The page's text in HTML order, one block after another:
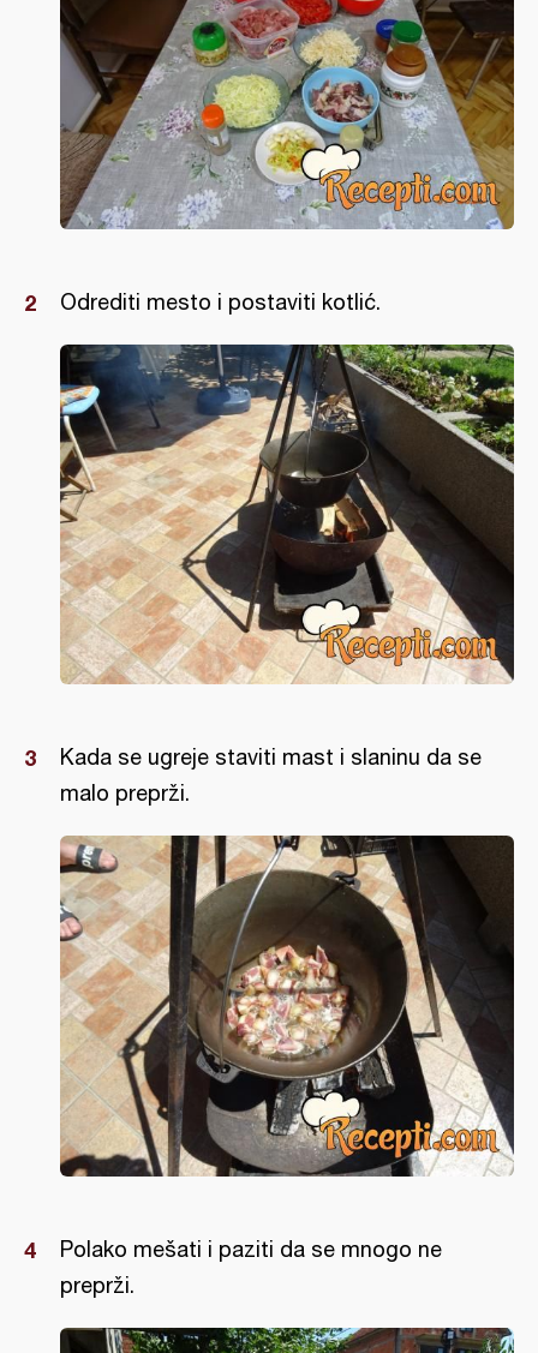
Odrediti mesto i postaviti kotlić.
Kada se ugreje staviti mast i slaninu da se
malo preprži.
Polako mešati i paziti da se mnogo ne
preprži.